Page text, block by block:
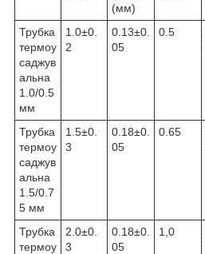
(мм)
Трубка
термоу
саджув
альна
1.0/0.5
мм
1.0±0.
2
0.13±0.
05
0.5
Трубка
термоу
саджув
альна
1.5/0.7
5 мм
1.5±0.
3
0.18±0.
05
0.65
Трубка
термоу
2.0±0.
3
0.18±0.
05
1,0